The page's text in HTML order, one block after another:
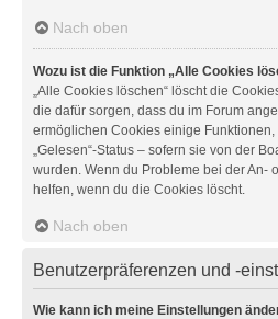
Nach oben
Wozu ist die Funktion „Alle Cookies
„Alle Cookies löschen“ löscht die
die dafür sorgen, dass du im Forum
ermöglichen Cookies einige
„Gelesen“-Status – sofern sie von der
wurden. Wenn du Probleme bei der An-
helfen, wenn du die Cookies löscht.
Nach oben
Benutzerpräferenzen und -
Wie kann ich meine Einstellungen